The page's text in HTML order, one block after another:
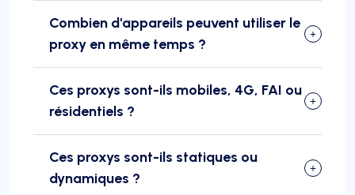
Combien d'appareils peuvent utiliser le
proxy en même temps ?
Ces proxys sont-ils mobiles, 4G, FAI ou
résidentiels ?
Ces proxys sont-ils statiques ou
dynamiques ?